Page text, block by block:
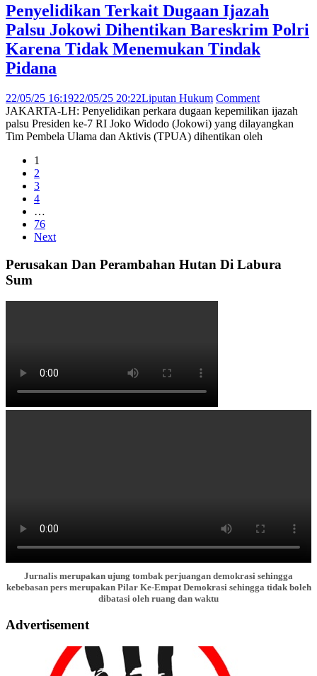
Penyelidikan Terkait Dugaan Ijazah
Palsu Jokowi Dihentikan Bareskrim Polri
Karena Tidak Menemukan Tindak
Pidana
22/05/25 16:1922/05/25 20:22Liputan Hukum Comment
JAKARTA-LH: Penyelidikan perkara dugaan kepemilikan ijazah
palsu Presiden ke-7 RI Joko Widodo (Jokowi) yang dilayangkan
Tim Pembela Ulama dan Aktivis (TPUA) dihentikan oleh
Posts
navigation
1
2
3
4
…
76
Next
Perusakan Dan Perambahan Hutan Di Labura
Sum
Jurnalis merupakan ujung tombak perjuangan demokrasi sehingga
kebebasan pers merupakan Pilar Ke-Empat Demokrasi sehingga tidak boleh
dibatasi oleh ruang dan waktu
Advertisement